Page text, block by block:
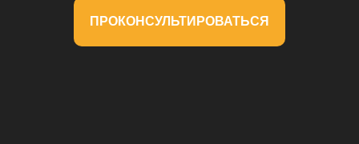
ПРОКОНСУЛЬТИРОВАТЬСЯ